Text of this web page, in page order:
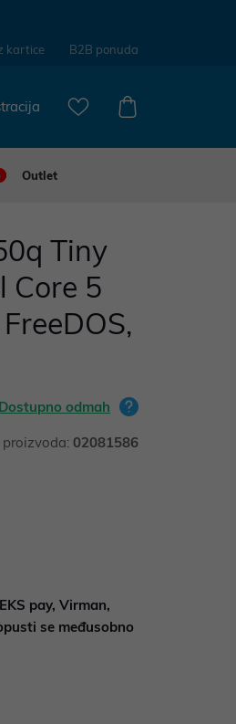
kartice B2B ponuda
Outlet
Tiny
Core 5
Dostupno odmah
proizvoda: 02081586
pay, Virman,
se međusobno